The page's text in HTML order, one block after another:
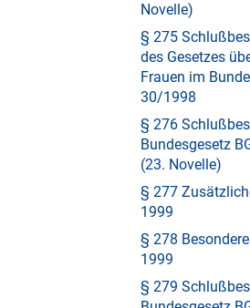
Novelle)
§ 275
des Gesetzes
Frauen im
30/1998
§ 276
Bundesgesetz
(23. Novelle)
§ 277
1999
§ 278
1999
§ 279